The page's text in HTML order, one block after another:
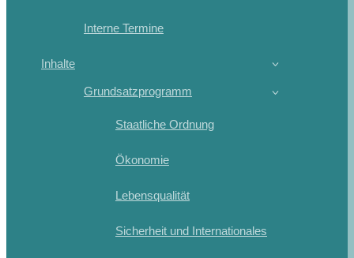
Interne Termine
Inhalte
Grundsatzprogramm
Staatliche Ordnung
Ökonomie
Lebensqualität
Sicherheit und Internationales